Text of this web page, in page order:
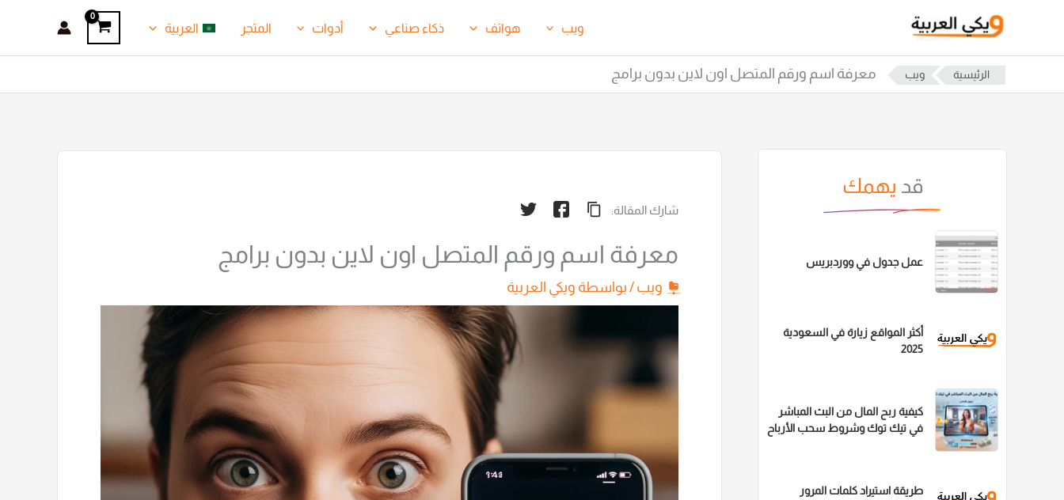
المحتوى
ويب هواتف ذكاء صناعي أدوات المتجر العربية
الرئيسية ويب معرفة اسم ورقم المتصل اون لاين بدون برامج
قد يهمك
عمل جدول في ووردبريس
أكثر المواقع زيارة في السعودية
2025
كيفية ربح المال من البث المباشر
في تيك توك وشروط سحب الأرباح
طريقة استيراد كلمات المرور
شارك المقالة:
معرفة اسم ورقم المتصل اون لاين بدون برامج
ويب / بواسطة ويكي العربية